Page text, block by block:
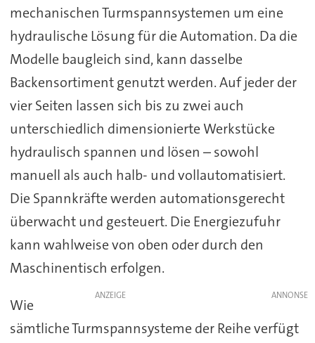
mechanischen Turmspannsystemen um eine
hydraulische Lösung für die Automation. Da die
Modelle baugleich sind, kann dasselbe
Backensortiment genutzt werden. Auf jeder der
vier Seiten lassen sich bis zu zwei auch
unterschiedlich dimensionierte Werkstücke
hydraulisch spannen und lösen – sowohl
manuell als auch halb- und vollautomatisiert.
Die Spannkräfte werden automationsgerecht
überwacht und gesteuert. Die Energiezufuhr
kann wahlweise von oben oder durch den
Maschinentisch erfolgen.
ANZEIGE
Wie
sämtliche Turmspannsysteme der Reihe verfügt